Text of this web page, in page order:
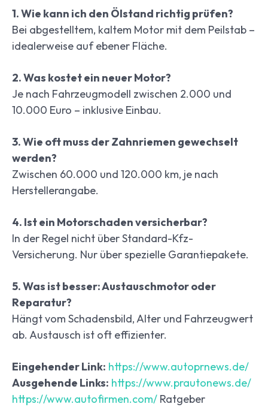
1. Wie kann ich den Ölstand richtig prüfen?
Bei abgestelltem, kaltem Motor mit dem Peilstab –
idealerweise auf ebener Fläche.
2. Was kostet ein neuer Motor?
Je nach Fahrzeugmodell zwischen 2.000 und
10.000 Euro – inklusive Einbau.
3. Wie oft muss der Zahnriemen gewechselt
werden?
Zwischen 60.000 und 120.000 km, je nach
Herstellerangabe.
4. Ist ein Motorschaden versicherbar?
In der Regel nicht über Standard-Kfz-
Versicherung. Nur über spezielle Garantiepakete.
5. Was ist besser: Austauschmotor oder
Reparatur?
Hängt vom Schadensbild, Alter und Fahrzeugwert
ab. Austausch ist oft effizienter.
Eingehender Link: https://www.autoprnews.de/
Ausgehende Links: https://www.prautonews.de/
https://www.autofirmen.com/ Ratgeber